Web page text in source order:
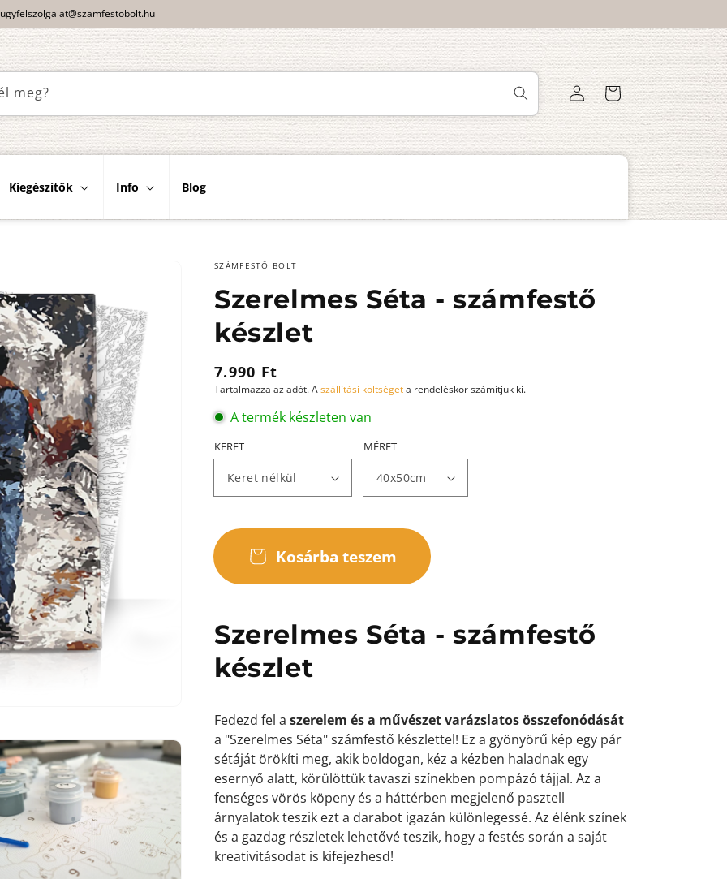
ugyfelszolgalat@szamfestobolt.hu
meg? BejelentkezésKosár
Kiegészítők Info Blog
7.
médiafájl
megnyitása
galérianézetben
SZÁMFESTŐ BOLT
Szerelmes Séta - számfestő
készlet
Normál
ár
7.990 Ft
Tartalmazza az adót. Aszállítási költségeta rendeléskor számítjuk ki.
A termék készleten van
KERET MÉRET
Kosárba teszem
Szerelmes Séta - számfestő
készlet
Fedezd fel a szerelem és a művészet varázslatos összefonódását
a "Szerelmes Séta" számfestő készlettel! Ez a gyönyörű kép egy pár
sétáját örökíti meg, akik boldogan, kéz a kézben haladnak egy
esernyő alatt, körülöttük tavaszi színekben pompázó tájjal. Az a
fenséges vörös köpeny és a háttérben megjelenő pasztell
árnyalatok teszik ezt a darabot igazán különlegessé. Az élénk színek
és a gazdag részletek lehetővé teszik, hogy a festés során a saját
kreativitásodat is kifejezhesd!